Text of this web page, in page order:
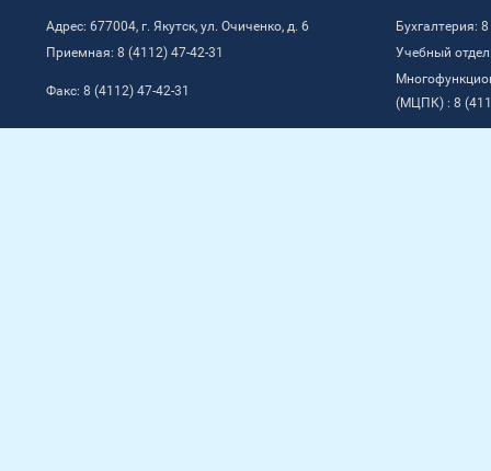
Адрес: 677004, г. Якутск, ул. Очиченко, д. 6
Бухгалтерия:
Приемная: 8 (4112) 47-42-31
Учебный
Факс: 8 (4112) 47-42-31
(МЦПК) : 8